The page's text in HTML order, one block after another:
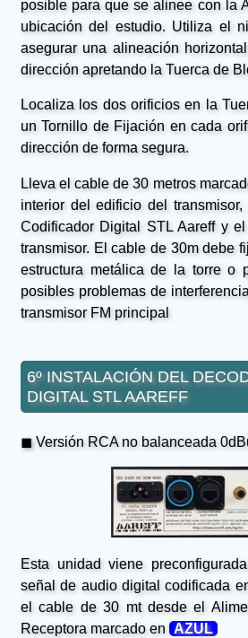
posible para que se alinee con la
ubicación del estudio. Utiliza el
asegurar una alineación
dirección apretando la Tuerca de
Localiza los dos orificios en la
un Tornillo de Fijación en cada
dirección de forma segura.
Lleva el cable de 30 metros
interior del edificio del
Codificador Digital STL Aareff y
transmisor. El cable de 30m debe
estructura metálica de la torre o
posibles problemas de
transmisor FM principal
6º INSTALACIÓN DEL
DIGITAL STL AAREFF
◼ Versión RCA no balanceada
Esta unidad viene
señal de audio digital codificada
el cable de 30 mt desde el
Receptora marcado en AZUL